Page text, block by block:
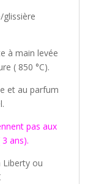
à main levée
( 850 °C).
et au parfum
pas aux
ans).
Liberty ou